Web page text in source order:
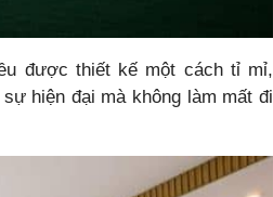
được thiết kế một cách tỉ mỉ,
hiện đại mà không làm mất đi